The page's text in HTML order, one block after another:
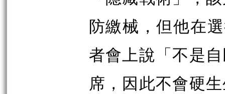
防繳械，但他在
者會上說「不是
席，因此不會硬